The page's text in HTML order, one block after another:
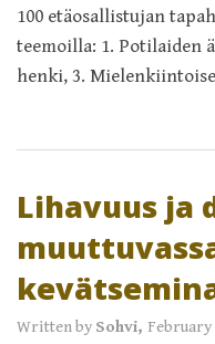
100 etäosallistujan
teemoilla: 1. Potilaiden
henki, 3.
Lihavuus ja
Written by Sohvi, February